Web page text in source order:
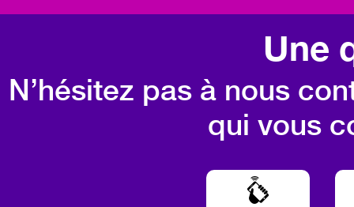
Une
N’hésitez pas à nous
qui vous